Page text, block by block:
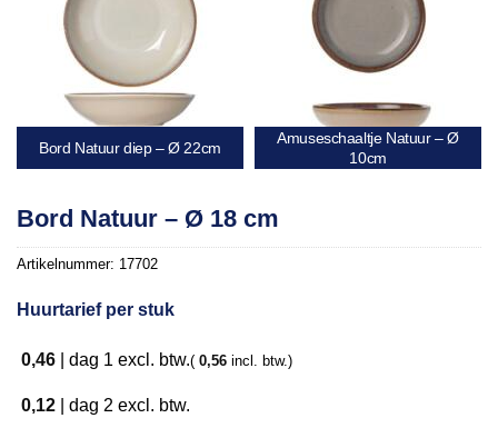
Bord Natuur diep – Ø 22cm
Amuseschaaltje Natuur – Ø
10cm
Bord Natuur – Ø 18 cm
Artikelnummer: 17702
Huurtarief per stuk
0,46 dag 1 excl. btw.( 0,56 incl. btw.)
0,12 dag 2 excl. btw.